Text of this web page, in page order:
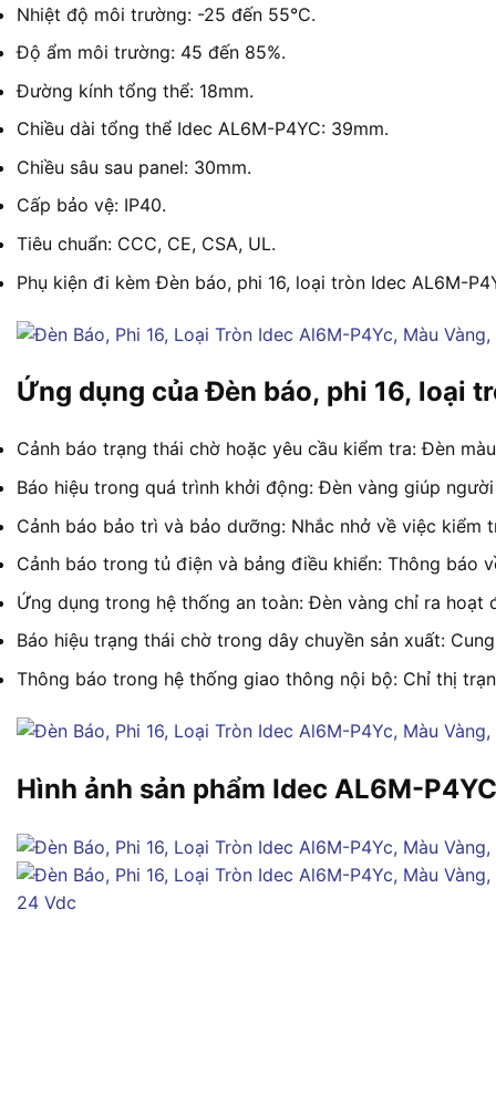
Nhiệt độ môi trường: -25 đến 55°C.
Độ ẩm môi trường: 45 đến 85%.
Đường kính tổng thể: 18mm.
Chiều dài tổng thể Idec AL6M-P4YC: 39mm.
Chiều sâu sau panel: 30mm.
Cấp bảo vệ: IP40.
Tiêu chuẩn: CCC, CE, CSA, UL.
Phụ kiện đi kèm Đèn báo, phi 16, loại tròn Idec AL6M-
Ứng dụng của Đèn báo, phi 16, loại
Cảnh báo trạng thái chờ hoặc yêu cầu kiểm tra: Đèn
Báo hiệu trong quá trình khởi động: Đèn vàng giúp
Cảnh báo bảo trì và bảo dưỡng: Nhắc nhở về việc kiểm
Cảnh báo trong tủ điện và bảng điều khiển: Thông báo
Ứng dụng trong hệ thống an toàn: Đèn vàng chỉ ra hoạt
Báo hiệu trạng thái chờ trong dây chuyền sản xuất:
Thông báo trong hệ thống giao thông nội bộ: Chỉ thị
Hình ảnh sản phẩm Idec AL6M-P4YC